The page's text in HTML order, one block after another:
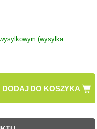
(wysylka
DODAJ DO KOSZYKA